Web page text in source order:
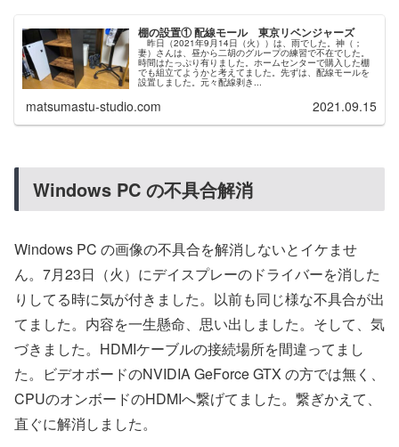
棚の設置① 配線モール 東京リベンジャーズ
昨日（2021年9月14日（火））は、雨でした。神（；
妻）さんは、昼から二胡のグループの練習で不在でした。
時間はたっぷり有りました。ホームセンターで購入した棚
でも組立てようかと考えてました。先ずは、配線モールを
設置しました。元々配線剥き...
matsumastu-studio.com 2021.09.15
Windows PC の不具合解消
Windows PC の画像の不具合を解消しないとイケませ
ん。7月23日（火）にデイスプレーのドライバーを消した
りしてる時に気が付きました。以前も同じ様な不具合が出
てました。内容を一生懸命、思い出しました。そして、気
づきました。HDMIケーブルの接続場所を間違ってまし
た。ビデオボードのNVIDIA GeForce GTX の方では無く、
CPUのオンボードのHDMIへ繋げてました。繋ぎかえて、
直ぐに解消しました。